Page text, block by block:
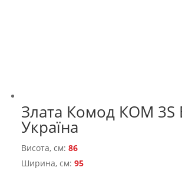
Злата Комод КОМ 3S
Україна
Висота, см:86
Ширина, см:95